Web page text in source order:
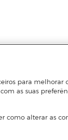
para melhorar
as suas
como alterar as